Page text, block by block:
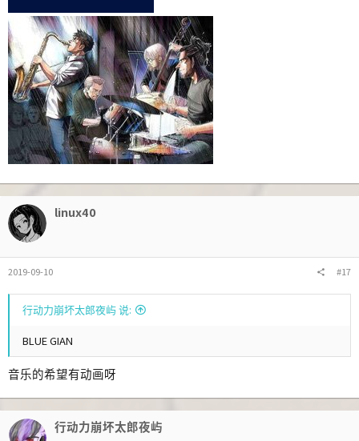
linux40
2019-09-10 #17
行动力崩坏太郎夜屿 说:
BLUE GIAN
音乐的希望有动画呀
行动力崩坏太郎夜屿